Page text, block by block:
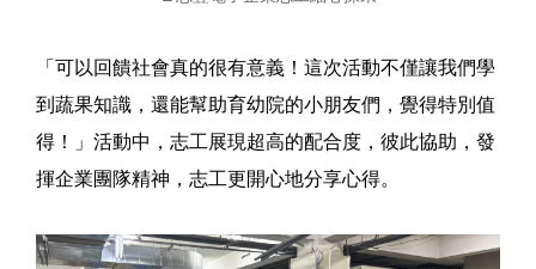
「可以回饋社會真的很有意義！這次活動不僅讓我們學
到蔬果知識，還能幫助育幼院的小朋友們，覺得特別值
得！」活動中，志工展現超高的配合度，彼此協助，發
揮企業團隊精神，志工更開心地分享心得。